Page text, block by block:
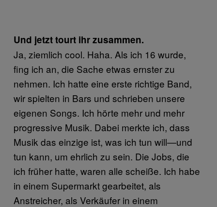
Und jetzt tourt ihr zusammen.
Ja, ziemlich cool. Haha. Als ich 16 wurde,
fing ich an, die Sache etwas ernster zu
nehmen. Ich hatte eine erste richtige Band,
wir spielten in Bars und schrieben unsere
eigenen Songs. Ich hörte mehr und mehr
progressive Musik. Dabei merkte ich, dass
Musik das einzige ist, was ich tun will—und
tun kann, um ehrlich zu sein. Die Jobs, die
ich früher hatte, waren alle scheiße. Ich habe
in einem Supermarkt gearbeitet, als
Anstreicher, als Verkäufer in einem